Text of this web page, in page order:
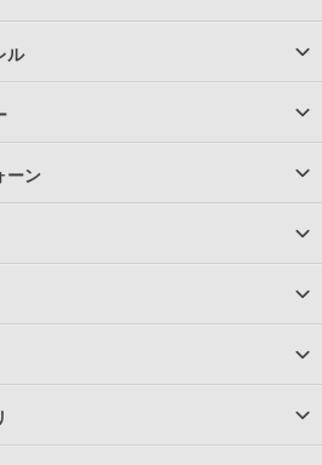
ル
ーン